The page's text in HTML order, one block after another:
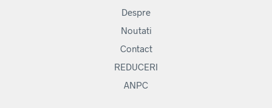
Despre
Noutati
Contact
REDUCERI
ANPC